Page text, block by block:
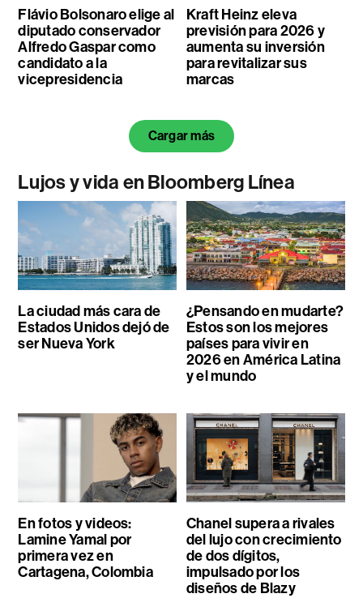
Flávio Bolsonaro elige al
diputado conservador
Alfredo Gaspar como
candidato a la
vicepresidencia
Kraft Heinz eleva
previsión para 2026 y
aumenta su inversión
para revitalizar sus
marcas
Cargar más
Lujos y vida en Bloomberg Línea
La ciudad más cara de
Estados Unidos dejó de
ser Nueva York
¿Pensando en mudarte?
Estos son los mejores
países para vivir en
2026 en América Latina
y el mundo
En fotos y videos:
Lamine Yamal por
primera vez en
Cartagena, Colombia
Chanel supera a rivales
del lujo con crecimiento
de dos dígitos,
impulsado por los
diseños de Blazy